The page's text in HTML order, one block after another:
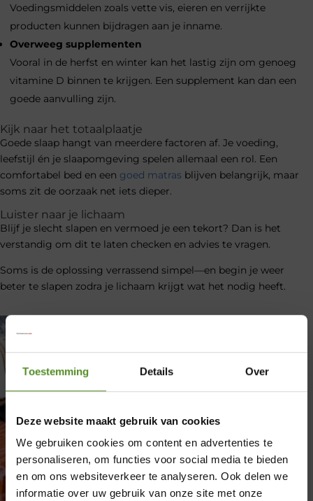
Toestemming Details Over
Deze website maakt gebruik van cookies
We gebruiken cookies om content en advertenties te
personaliseren, om functies voor social media te bieden
en om ons websiteverkeer te analyseren. Ook delen we
informatie over uw gebruik van onze site met onze
Voedingsmiddelen zoals vette vis, eieren en verrijkte
producten kunnen bijdragen aan je inname.
Overweeg supplementen
Vooral in de herfst en winter kan het lastig zijn om genoeg
vitamine D binnen te krijgen. Een supplement kan dan een
goede aanvulling zijn.
Kijk naar het totaalplaatje
Goede slaap hangt van meerdere factoren af. Je voeding,
leefstijl én je slaapomgeving spelen allemaal een rol. Een
comfortabel bed en een goed matras blijven belangrijk, maar
soms zit de oorzaak net iets dieper.
Luister naar je lichaam
Blijf je slecht slapen en vermoed je een tekort? Dan is het
verstandig om dit te laten checken en advies te vragen.
Soms is de oplossing verrassend simpel—en begin je weer
beter te slapen zodra je lichaam krijgt wat het nodig heeft.